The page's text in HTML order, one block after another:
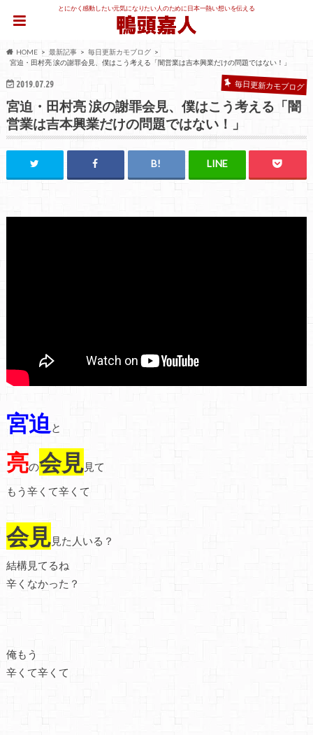
とにかく感動したい元気になりたい人のために日本一熱い想いを伝える
HOME 最新記事
毎日更新カモブログ
宮迫・田村亮 涙の謝罪会見、僕はこう考える「闇営業は吉本興業だけの問題ではない！」
2019.07.29 毎日更新カモブログ
宮迫・田村亮 涙の謝罪会見、僕はこう考える「闇
営業は吉本興業だけの問題ではない！」
宮迫 と
亮の会見見て
もう辛くて辛くて
会見見た人いる？
結構見てるね
辛くなかった？
俺もう
辛くて辛くて